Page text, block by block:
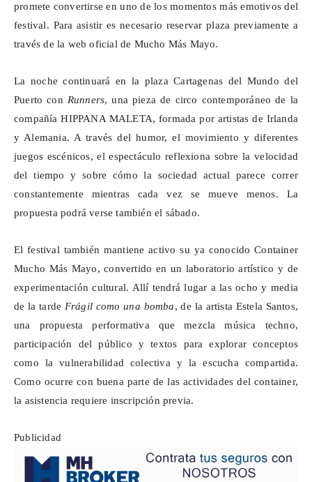
promete convertirse en uno de los momentos más emotivos del
festival. Para asistir es necesario reservar plaza previamente a
través de la web oficial de Mucho Más Mayo.
La noche continuará en la plazaCartagenas del Mundo del
Puerto con Runners, una pieza de circo contemporáneo de la
compañía HIPPANA MALETA, formada por artistas de Irlanda
y Alemania. A través del humor, el movimiento y diferentes
juegos escénicos, el espectáculo reflexiona sobre la velocidad
del tiempo y sobre cómo la sociedad actual parece correr
constantemente mientras cada vez se mueve menos. La
propuesta podrá verse también el sábado.
El festival también mantiene activo su ya conocido Container
Mucho Más Mayo, convertido en un laboratorio artístico y de
experimentación cultural. Allí tendrá lugar a las ocho y media
de la tarde Frágil como una bomba, de la artista Estela Santos,
una propuesta performativa que mezcla música techno,
participación del público y textos para explorar conceptos
como la vulnerabilidad colectiva y la escucha compartida.
Como ocurre con buena parte de las actividades del container,
la asistencia requiere inscripción previa.
Publicidad